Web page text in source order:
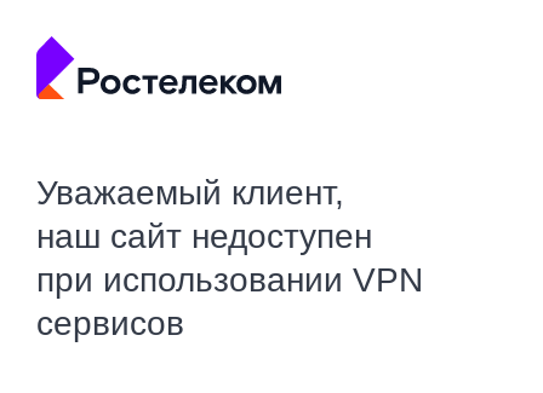
Уважаемый клиент,
наш сайт недоступен
при использовании VPN
сервисов